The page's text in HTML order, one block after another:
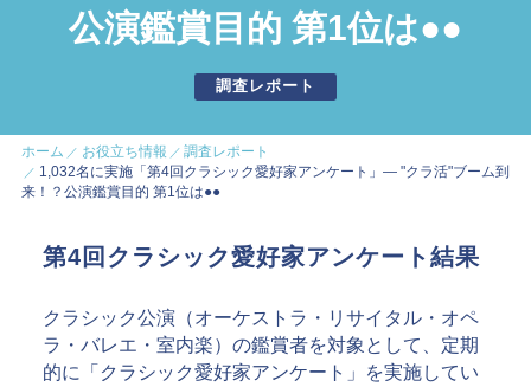
企業施設運営
企業施設コンサルティング
イベント企画・運営
サステナビリティ活動
ビジネスサポート
文化施設運営
文化施設コンサルティング
事業企画制作
文化施策策定支援
公演鑑賞目的 第1位は●●
調査レポート
ホーム お役立ち情報
調査レポート
1,032名に実施「第4回クラシック愛好家アンケート」― "クラ活"ブーム到
来！？公演鑑賞目的 第1位は●●
第4回クラシック愛好家アンケート結果
クラシック公演（オーケストラ・リサイタル・オペ
ラ・バレエ・室内楽）の鑑賞者を対象として、定期
的に「クラシック愛好家アンケート」を実施してい